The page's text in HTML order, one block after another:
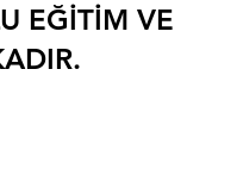
EĞİTİM VE